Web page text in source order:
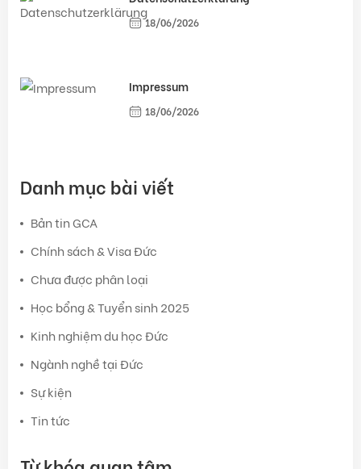
18/06/2026
Impressum
18/06/2026
Danh mục bài viết
Bản tin GCA
Chính sách & Visa Đức
Chưa được phân loại
Học bổng & Tuyển sinh 2025
Kinh nghiệm du học Đức
Ngành nghề tại Đức
Sự kiện
Tin tức